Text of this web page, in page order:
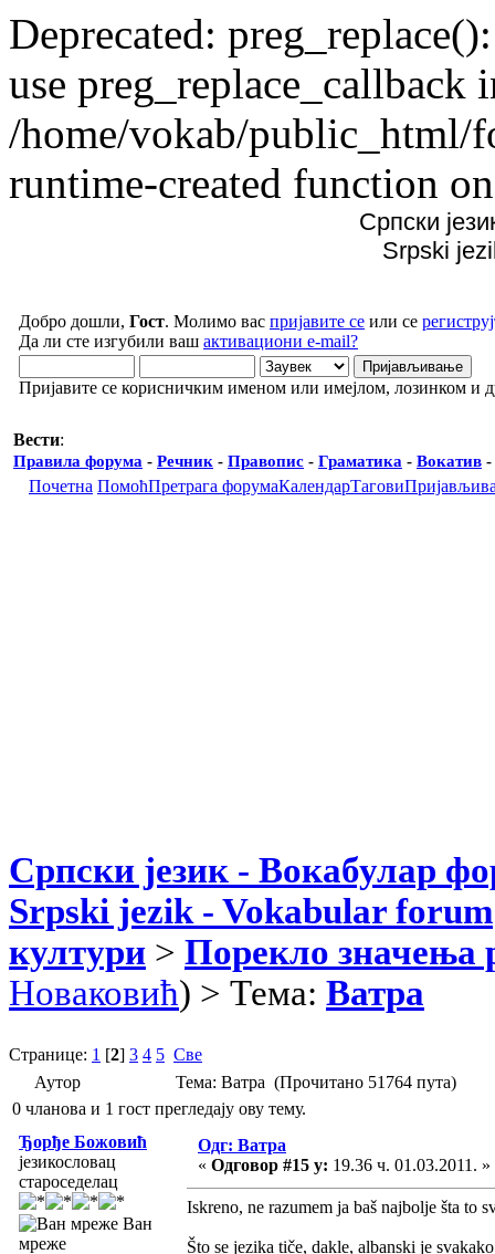
Deprecated:
use preg_replace_callback
/home/vokab/public_html/
runtime-created function
Српски
Srpski
Добро дошли, Гост. Молимо вас пријавите се или се
Да ли сте изгубили ваш активациони e-mail?
Пријавите се корисничким именом или имејлом, лозинком и
Вести:
Правила форума - Речник - Правопис - Граматика - Вокатив -
Почетна ПомоћПретрага форумаКалендарТагови
Српски језик - Вокабулар
Srpski jezik - Vokabular forum
култури > Порекло значења
Новаковић) > Тема: Ватра
Странице: 1 [2] 3 4 5 Све
Аутор
Тема: Ватра (Прочитано 51764 пута)
0 чланова и 1 гост прегледају ову тему.
Ђорђе Божовић
језикословац
староседелац
Ван
мреже
Одг: Ватра
« Одговор #15 у: 19.36 ч. 01.03.2011. »
Iskreno, ne razumem ja baš najbolje šta to
Što se jezika tiče, dakle, albanski je